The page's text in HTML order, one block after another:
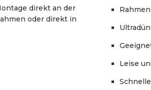
direkt an der
oder direkt in
Leise